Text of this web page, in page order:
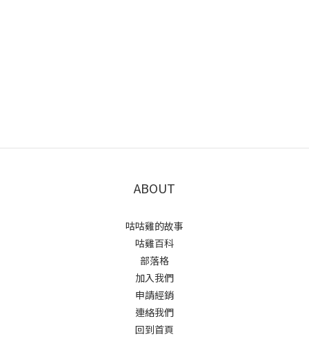
ABOUT
咕咕雞的故事
咕雞百科
部落格
加入我們
申請經銷
連絡我們
回到首頁